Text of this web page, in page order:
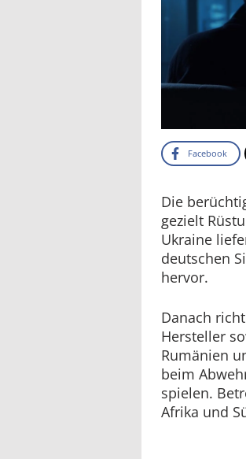
Facebook
Die
gezielt
Ukraine
deutschen
hervor.
Danach
Hersteller
Rumänien
beim
spielen.
Afrika und